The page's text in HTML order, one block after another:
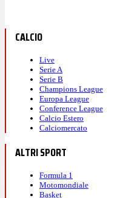
CALCIO
Live
Serie A
Serie B
Champions League
Europa League
Conference League
Calcio Estero
Calciomercato
ALTRI SPORT
Formula 1
Motomondiale
Basket